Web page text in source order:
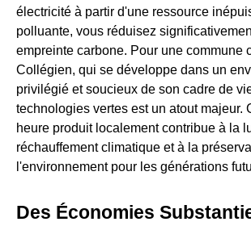
électricité à partir d'une ressource
polluante, vous réduisez
empreinte carbone. Pour une commune
Collégien, qui se développe dans un
privilégié et soucieux de son cadre de
technologies vertes est un atout majeur.
heure produit localement contribue à la
réchauffement climatique et à la
l'environnement pour les générations
Des Économies